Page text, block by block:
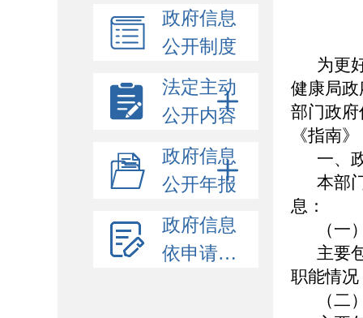
政府信息
公开制度
法定主动
公开内容
政府信息
公开年报
政府信息
依申请公开
为更
健康局
部门政
《指南
一、
本部
息：
（一
主要
职能情
（二